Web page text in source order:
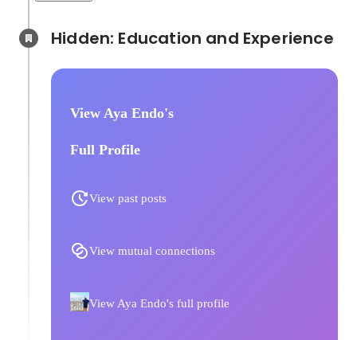
View Aya Endo's
Full Profile
View past posts
View mutual connections
View Aya Endo's full profile